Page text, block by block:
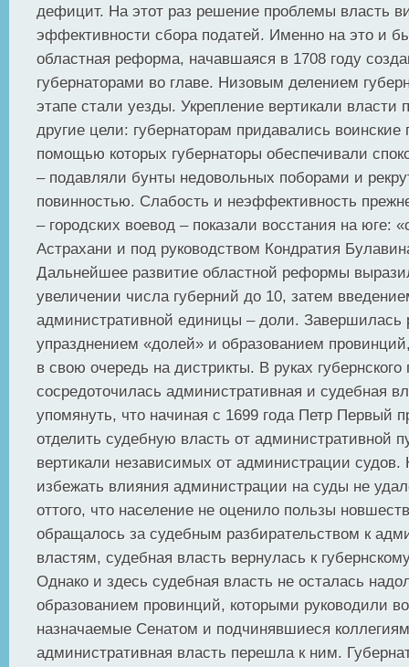
дефицит. На этот раз решение проблемы власть
эффективности сбора податей. Именно на это и
областная реформа, начавшаяся в 1708 году
губернаторами во главе. Низовым делением
этапе стали уезды. Укрепление вертикали власти
другие цели: губернаторам придавались воинские
помощью которых губернаторы обеспечивали
– подавляли бунты недовольных поборами и
повинностью. Слабость и неэффективность
– городских воевод – показали восстания на юге:
Астрахани и под руководством Кондратия
Дальнейшее развитие областной реформы
увеличении числа губерний до 10, затем
административной единицы – доли. Завершилась
упразднением «долей» и образованием
в свою очередь на дистрикты. В руках губернского
сосредоточилась административная и судебная
упомянуть, что начиная с 1699 года Петр Первый
отделить судебную власть от административной
вертикали независимых от администрации судов.
избежать влияния администрации на суды не
оттого, что население не оценило пользы
обращалось за судебным разбирательством к
властям, судебная власть вернулась к
Однако и здесь судебная власть не осталась
образованием провинций, которыми руководили
назначаемые Сенатом и подчинявшиеся
административная власть перешла к ним.